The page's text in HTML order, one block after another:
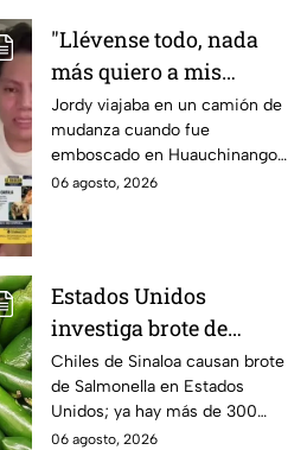
"Llévense todo, nada
más quiero a mis
perritas": Asaltan a un
joven, vacían sus
cuentas y le roban a sus
mascotas en
Jordy viajaba en un camión de
mudanza cuando fue
emboscado en Huauchinango,
Puebla, Además de quitarle
06 agosto, 2026
Estados Unidos
investiga brote de
Salmonella por chiles
jalapeños de Sinaloa
Chiles de Sinaloa causan brote
de Salmonella en Estados
Unidos; ya hay más de 300
enfermos en 27 estados.
06 agosto, 2026